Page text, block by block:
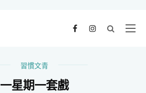
習慣文青
一星期一套戲